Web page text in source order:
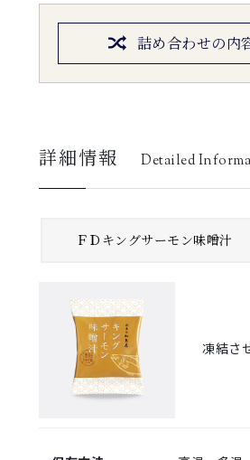
詰め合わせの内
詳細情報 Detailed
ＦＤキングサーモン味噌汁
凍結さ